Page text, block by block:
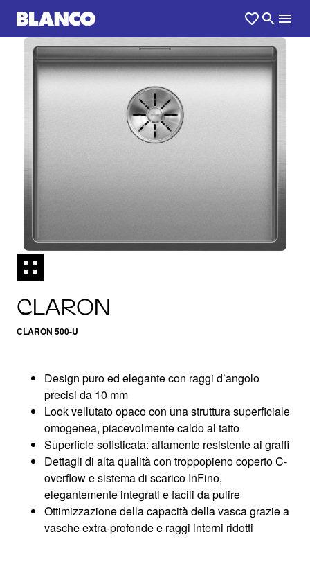
CLARON
CLARON 500-U
1 0
Design puro ed elegante con raggi d’angolo
precisi da 10 mm
Look vellutato opaco con una struttura superficiale
omogenea, piacevolmente caldo al tatto
Superficie sofisticata: altamente resistente ai graffi
Dettagli di alta qualità con troppopieno coperto C-
overflow e sistema di scarico InFino,
elegantemente integrati e facili da pulire
Ottimizzazione della capacità della vasca grazie a
vasche extra-profonde e raggi interni ridotti